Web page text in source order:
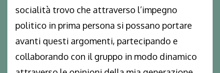
socialità trovo che attraverso l’impegno
politico in prima persona si possano portare
avanti questi argomenti, partecipando e
collaborando con il gruppo in modo dinamico